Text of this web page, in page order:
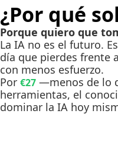
¿Por qué
Porque quiero que
La IA no es el futuro.
día que pierdes frente
con menos esfuerzo.
Por €27 —menos de lo
herramientas, el
dominar la IA hoy